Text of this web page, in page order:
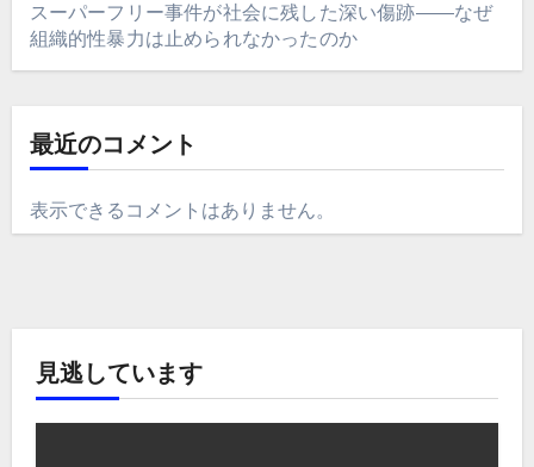
スーパーフリー事件が社会に残した深い傷跡――なぜ
組織的性暴力は止められなかったのか
最近のコメント
表示できるコメントはありません。
見逃しています